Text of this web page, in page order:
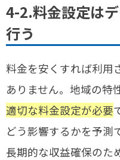
4-2.料金設定は
行う
料金を安くすれば利用
ありません。地域の特
適切な料金設定が必要
どう影響するかを予測
長期的な収益確保のた